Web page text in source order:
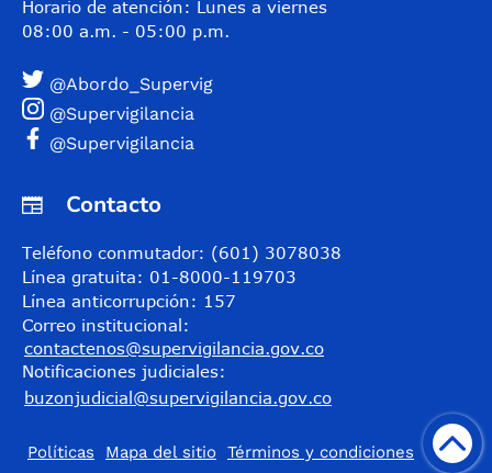
Horario de atención: Lunes a viernes
08:00 a.m. - 05:00 p.m.
@Abordo_Supervig
@Supervigilancia
@Supervigilancia
Contacto
Teléfono conmutador: (601) 3078038
Línea gratuita: 01-8000-119703
Línea anticorrupción: 157
Correo institucional:
contactenos@supervigilancia.gov.co
Notificaciones judiciales:
buzonjudicial@supervigilancia.gov.co
Políticas Mapa del sitio
Términos y condiciones